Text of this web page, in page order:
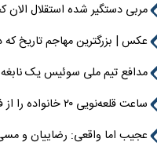
مربی دستگیر شده استقلال
عکس | بزرگترین مهاجم تاریخ که
مدافع تیم ملی سوئیس یک
ساعت قلعه‌نویی ۲۰ خانواده را از فلاکت نجات می‌دهد
عجیب اما واقعی: رضاییان و مسی بهترین بازیکنان جام جهانی!